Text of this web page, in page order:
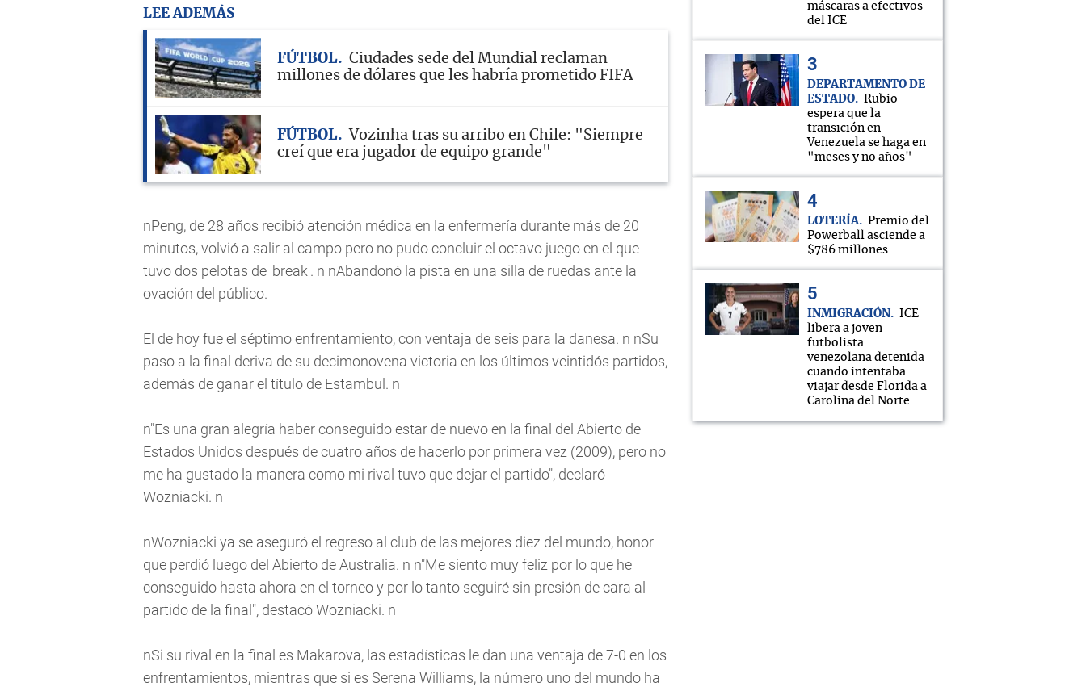
LEE ADEMÁS
FÚTBOL
Ciudades sede del Mundial reclaman
millones de dólares que les habría prometido FIFA
FÚTBOL
Vozinha tras su arribo en Chile: "Siempre
creí que era jugador de equipo grande"
nPeng, de 28 años recibió atención médica en la enfermería durante más de 20
minutos, volvió a salir al campo pero no pudo concluir el octavo juego en el que
tuvo dos pelotas de 'break'. n nAbandonó la pista en una silla de ruedas ante la
ovación del público.
El de hoy fue el séptimo enfrentamiento, con ventaja de seis para la danesa. n nSu
paso a la final deriva de su decimonovena victoria en los últimos veintidós partidos,
además de ganar el título de Estambul. n
n"Es una gran alegría haber conseguido estar de nuevo en la final del Abierto de
Estados Unidos después de cuatro años de hacerlo por primera vez (2009), pero no
me ha gustado la manera como mi rival tuvo que dejar el partido", declaró
Wozniacki. n
nWozniacki ya se aseguró el regreso al club de las mejores diez del mundo, honor
que perdió luego del Abierto de Australia. n n"Me siento muy feliz por lo que he
conseguido hasta ahora en el torneo y por lo tanto seguiré sin presión de cara al
partido de la final", destacó Wozniacki. n
nSi su rival en la final es Makarova, las estadísticas le dan una ventaja de 7-0 en los
enfrentamientos, mientras que si es Serena Williams, la número uno del mundo ha
máscaras a efectivos
del ICE
DEPARTAMENTO DE
ESTADO
Rubio
espera que la
transición en
Venezuela se haga en
"meses y no años"
LOTERÍA
Premio del
Powerball asciende a
$786 millones
INMIGRACIÓN
ICE
libera a joven
futbolista
venezolana detenida
cuando intentaba
viajar desde Florida a
Carolina del Norte